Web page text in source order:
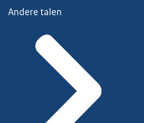
Andere talen